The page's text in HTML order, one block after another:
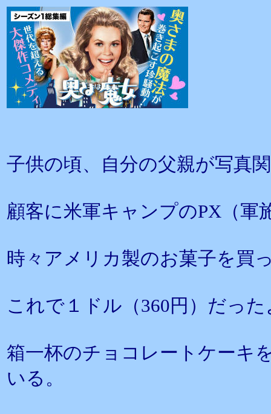
子供の頃、自分の父親が写真
顧客に米軍キャンプのPX（軍
時々アメリカ製のお菓子を買
これで１ドル（360円）だっ
箱一杯のチョコレートケーキ
いる。